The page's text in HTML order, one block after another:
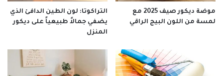
موضة ديكور صيف 2025 مع
لمسة من اللون البيج الراقي
التراكوتا: لون الطين الدافئ الذي
يضفي جمالاً طبيعياً على ديكور
المنزل